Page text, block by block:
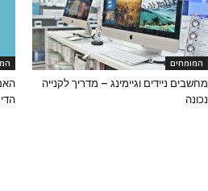
המומחים
מחשבים ניידים וגיימינג – מדריך לקנייה
נכונה